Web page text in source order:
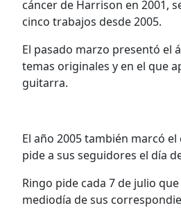
cáncer de Harrison en 2001,
cinco trabajos desde 2005.
El pasado marzo presentó el
temas originales y en el que
guitarra.
El año 2005 también marcó
pide a sus seguidores el día
Ringo pide cada 7 de julio
mediodía de sus